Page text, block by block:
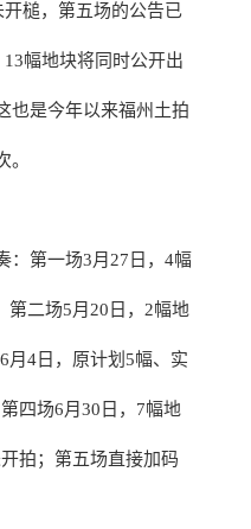
槌，第五场的公告已
幅地块将同时公开出
也是今年以来福州土拍
。
：第一场3月27日，4幅
第二场5月20日，2幅地
月4日，原计划5幅、实
四场6月30日，7幅地
拍；第五场直接加码